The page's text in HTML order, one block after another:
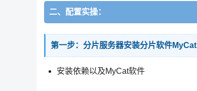
二、配置实操：
第一步：分片服务器安装分片软件MyCat
安装依赖以及MyCat软件